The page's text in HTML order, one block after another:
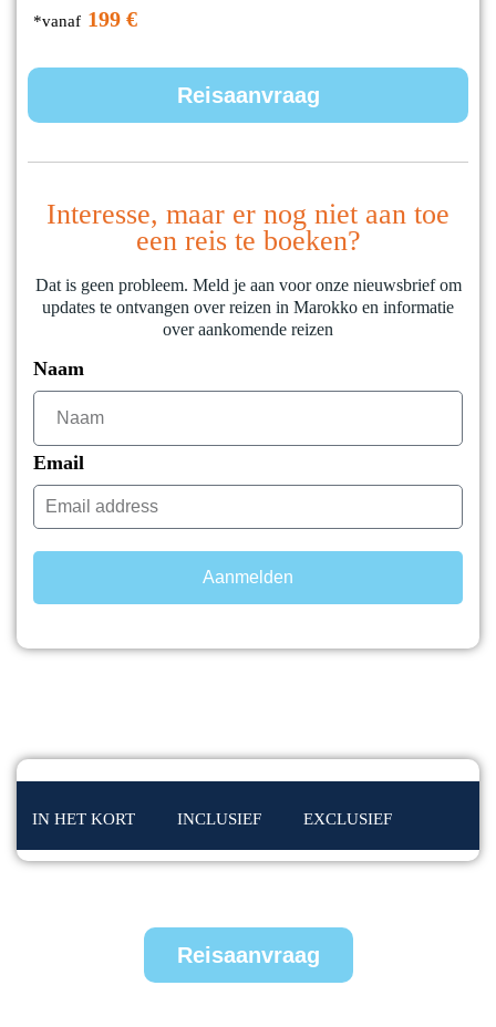
*vanaf 199 €
Reisaanvraag
Interesse, maar er nog niet aan toe
een reis te boeken?
Dat is geen probleem. Meld je aan voor onze nieuwsbrief om
updates te ontvangen over reizen in Marokko en informatie
over aankomende reizen
Naam
Email
Aanmelden
IN HET KORT INCLUSIEF EXCLUSIEF
Reisaanvraag